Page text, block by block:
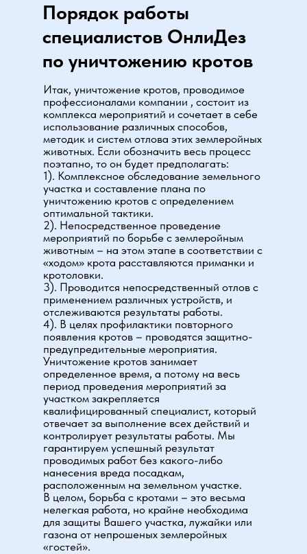
Итак, уничтожение кротов, проводимое
профессионалами компании , состоит из
комплекса мероприятий и сочетает в себе
использование различных способов,
методик и систем отлова этих землеройных
животных. Если обозначить весь процесс
поэтапно, то он будет предполагать:
1). Комплексное обследование земельного
участка и составление плана по
уничтожению кротов с определением
оптимальной тактики.
2). Непосредственное проведение
мероприятий по борьбе с землеройным
животным – на этом этапе в соответствии с
«ходом» крота расставляются приманки и
кротоловки.
3). Проводится непосредственный отлов с
применением различных устройств, и
отслеживаются результаты работы.
4). В целях профилактики повторного
появления кротов – проводятся защитно-
предупредительные мероприятия.
Уничтожение кротов занимает
определенное время, а потому на весь
период проведения мероприятий за
участком закрепляется
квалифицированный специалист, который
отвечает за выполнение всех действий и
контролирует результаты работы. Мы
гарантируем успешный результат
проводимых работ без какого-либо
нанесения вреда посадкам,
расположенным на земельном участке.
В целом, борьба с кротами – это весьма
нелегкая работа, но крайне необходима
для защиты Вашего участка, лужайки или
газона от непрошеных землеройных
«гостей».
Порядок работы
специалистов ОнлиДез
по уничтожению кротов